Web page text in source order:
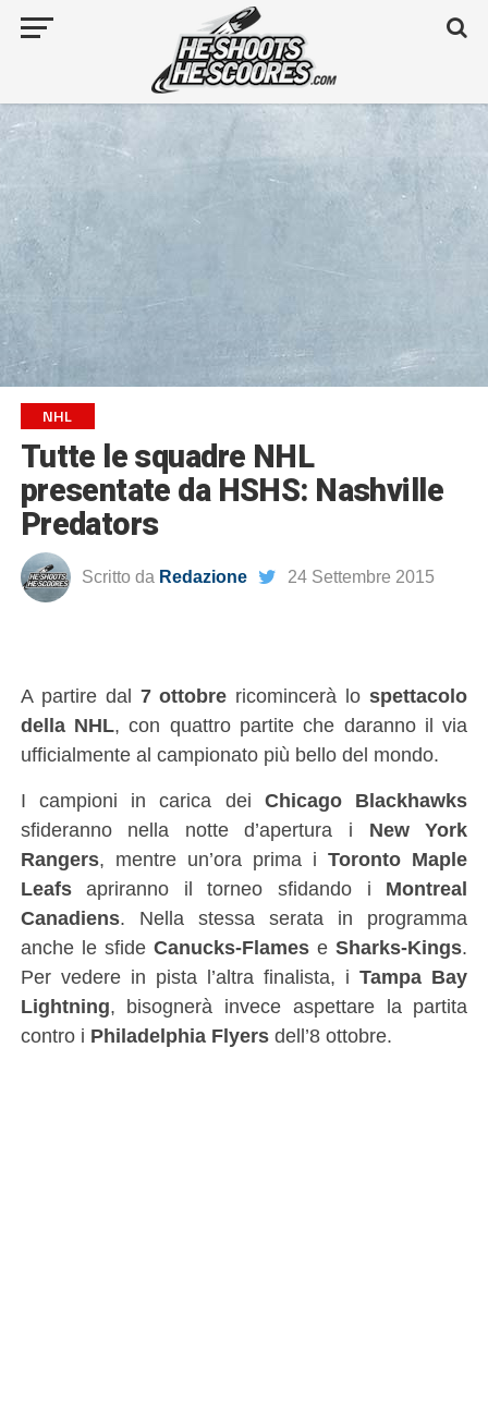
NHL
Tutte le squadre NHL
presentate da HSHS: Nashville
Predators
Scritto da Redazione 24 Settembre 2015
A partire dal 7 ottobre ricomincerà lospettacolo
della NHL, con quattro partite che daranno il via
ufficialmente al campionato più bello del mondo.
I campioni in carica deiChicago Blackhawks
sfideranno nella notte d’apertura i New York
Rangers, mentre un’ora prima iToronto Maple
Leafsapriranno il torneo sfidando i Montreal
Canadiens. Nella stessa serata in programma
anche le sfideCanucks-Flames eSharks-Kings.
Per vedere in pista l’altra finalista, iTampa Bay
Lightning, bisognerà invece aspettare la partita
contro i Philadelphia Flyersdell’8 ottobre.